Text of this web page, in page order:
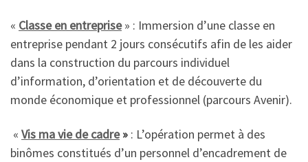
« Classe en entreprise» : Immersion d’une classe en
entreprise pendant 2 jours consécutifs afin de les aider
dans la construction du parcours individuel
d’information, d’orientation et de découverte du
monde économique et professionnel (parcours Avenir).
« Vis ma vie de cadre» : L’opération permet à des
binômes constitués d’un personnel d’encadrement de